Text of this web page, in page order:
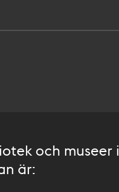
och museer i
är: